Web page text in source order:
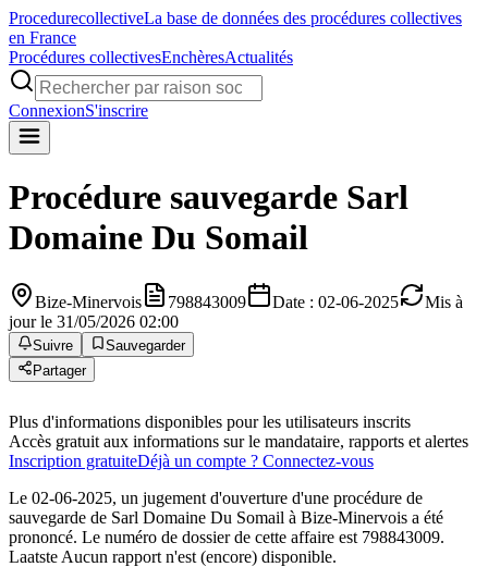
ProcedurecollectiveLa base de données des procédures collectives
en France
Procédures collectivesEnchèresActualités
ConnexionS'inscrire
Procédure sauvegarde Sarl
Domaine Du Somail
Bize-Minervois 798843009 Date : 02-06-2025
Mis à
jour le 31/05/2026 02:00
Suivre
Sauvegarder
Partager
Plus d'informations disponibles pour les utilisateurs inscrits
Accès gratuit aux informations sur le mandataire, rapports et alertes
Inscription gratuiteDéjà un compte ? Connectez-vous
Le 02-06-2025, un jugement d'ouverture d'une procédure de
sauvegarde de Sarl Domaine Du Somail à Bize-Minervois a été
prononcé. Le numéro de dossier de cette affaire est 798843009.
Laatste Aucun rapport n'est (encore) disponible.